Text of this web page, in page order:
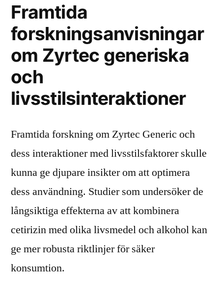
Framtida
forskningsanvisningar
om Zyrtec generiska
och
livsstilsinteraktioner
Framtida forskning om Zyrtec Generic och
dess interaktioner med livsstilsfaktorer skulle
kunna ge djupare insikter om att optimera
dess användning. Studier som undersöker de
långsiktiga effekterna av att kombinera
cetirizin med olika livsmedel och alkohol kan
ge mer robusta riktlinjer för säker
konsumtion.